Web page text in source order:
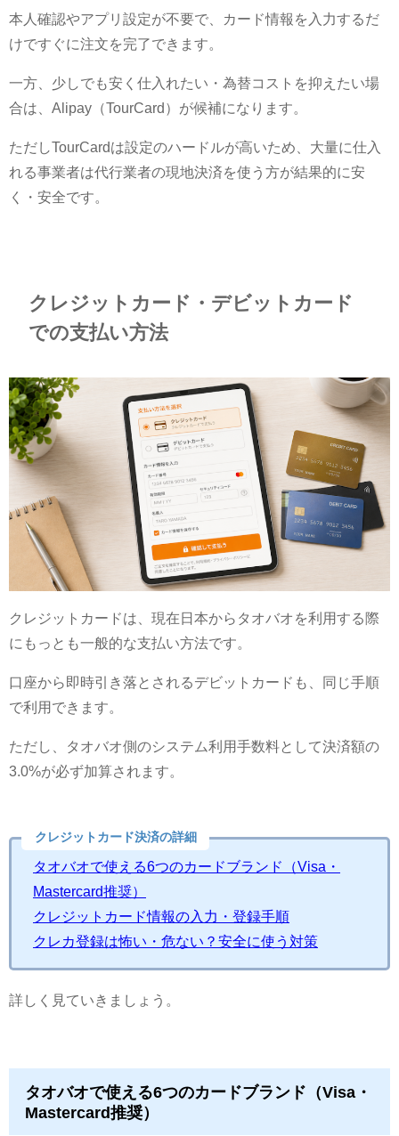
本人確認やアプリ設定が不要で、カード情報を入力するだ
けですぐに注文を完了できます。
一方、少しでも安く仕入れたい・為替コストを抑えたい場
合は、Alipay（TourCard）が候補になります。
ただしTourCardは設定のハードルが高いため、大量に仕入
れる事業者は代行業者の現地決済を使う方が結果的に安
く・安全です。
クレジットカード・デビットカード
での支払い方法
クレジットカードは、現在日本からタオバオを利用する際
にもっとも一般的な支払い方法です。
口座から即時引き落とされるデビットカードも、同じ手順
で利用できます。
ただし、タオバオ側のシステム利用手数料として決済額の
3.0%が必ず加算されます。
クレジットカード決済の詳細
タオバオで使える6つのカードブランド（Visa・
Mastercard推奨）
クレジットカード情報の入力・登録手順
クレカ登録は怖い・危ない？安全に使う対策
詳しく見ていきましょう。
タオバオで使える6つのカードブランド（Visa・
Mastercard推奨）